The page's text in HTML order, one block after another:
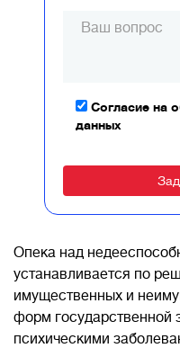
Согласие на
данных
Опека над
устанавливается по
имущественных и
форм государственной
психическими